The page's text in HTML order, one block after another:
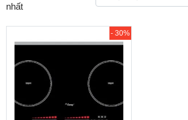
nhất
- 30%